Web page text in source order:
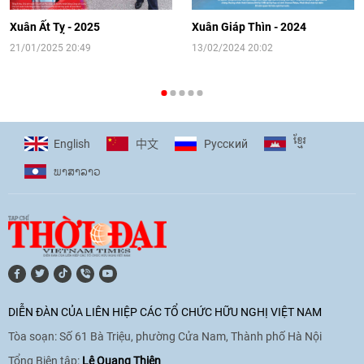
hướng tới kết nối hiệu quả nguồn lực
người Việt Nam ở nước ngoài
16:58|10/06/2026
cùng thanh thiếu nhi tiên phong ứng
phó với biến đổi khí hậu
17:07|09/06/2026
[Video] Lào dành ưu tiên hàng đầu cho
quan hệ với Việt Nam
11:01 |09/06/2026
[Video] Doanh nghiệp Hoa Kỳ hỗ trợ
Việt Nam xác định danh tính người mất
Xuân Ất Tỵ - 2025
21/01/2025 20:49
Xuân Giáp Thìn - 2024
13/02/2024 20:02
English 中文 Pусский ខ្មែរ
ພາ​ສາ​ລາວ
DIỄN ĐÀN CỦA LIÊN HIỆP CÁC TỔ CHỨC HỮU NGHỊ VIỆT NAM
Tòa soạn: Số 61 Bà Triệu, phường Cửa Nam, Thành phố Hà Nội
Tổng Biên tập: Lê Quang Thiện